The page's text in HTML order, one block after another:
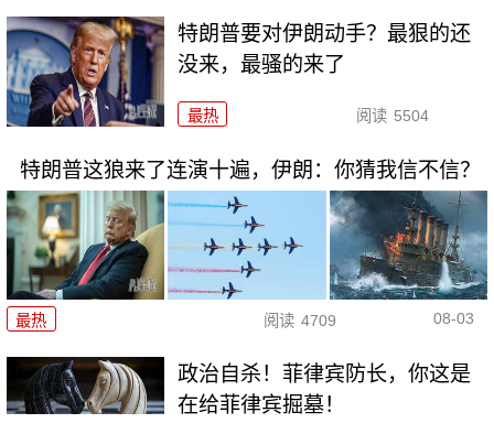
特朗普要对伊朗动手？最狠的还
没来，最骚的来了
最热 阅读 5504
特朗普这狼来了连演十遍，伊朗：你猜我信不信？
最热 阅读 4709 08-03
政治自杀！菲律宾防长，你这是
在给菲律宾掘墓！